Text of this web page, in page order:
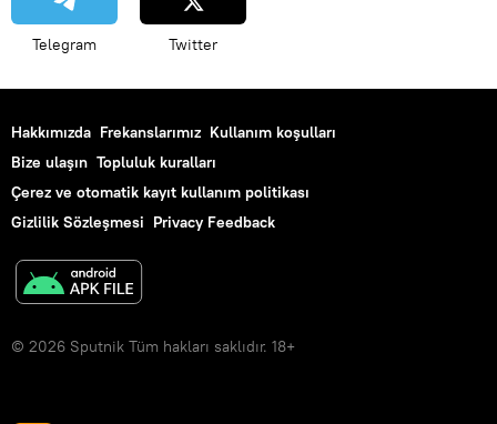
Telegram Twitter
Hakkımızda Frekanslarımız Kullanım koşulları
Bize ulaşın Topluluk kuralları
Çerez ve otomatik kayıt kullanım politikası
Gizlilik Sözleşmesi Privacy Feedback
© 2026 Sputnik Tüm hakları saklıdır. 18+